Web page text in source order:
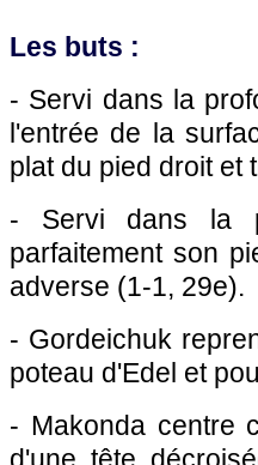
Les buts :
- Servi dans la
l'entrée de la
plat du pied droit et
- Servi dans la
parfaitement son
adverse (1-1, 29e).
- Gordeichuk
poteau d'Edel et
- Makonda centre